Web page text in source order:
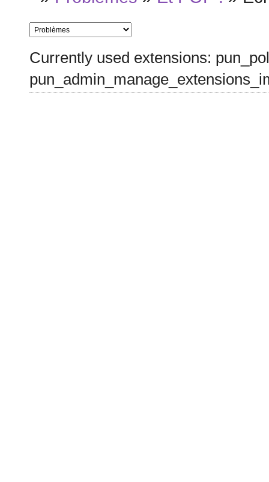
Currently used extensions: